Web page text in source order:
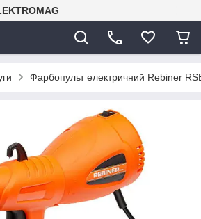
Фарбопульт електричний Rebiner